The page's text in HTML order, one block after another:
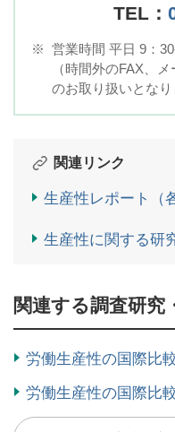
TEL：
※ 営業時間 平日 9：
（時間外のFAX、
のお取り扱いとなり
関連リンク
生産性レポート（
生産性に関する研
関連する調査研究
労働生産性の国際比
労働生産性の国際比